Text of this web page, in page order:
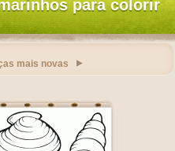
para colorir
mais novas